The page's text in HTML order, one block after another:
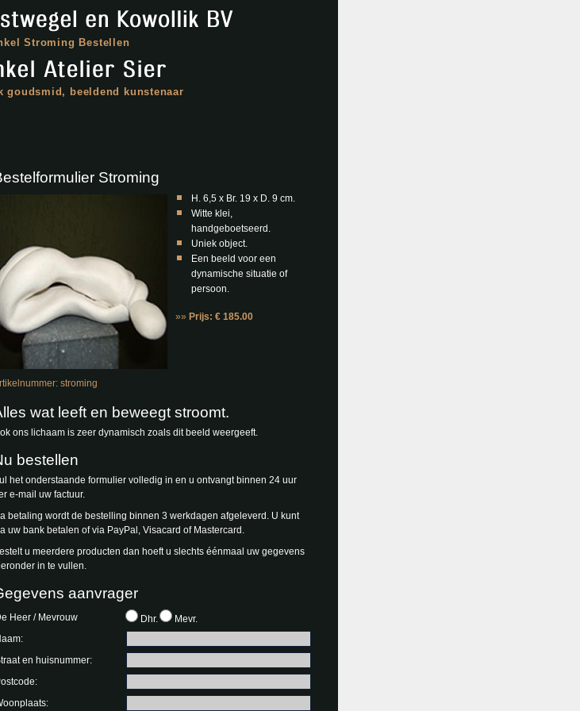
Stroming Bestellen
goudsmid, beeldend kunstenaar
Stroming
H. 6,5 x Br. 19 x D. 9 cm.
Witte klei,
handgeboetseerd.
Uniek object.
Een beeld voor een
dynamische situatie of
persoon.
»» Prijs: € 185.00
stroming
wat leeft en beweegt stroomt.
ons lichaam is zeer dynamisch zoals dit beeld weergeeft.
bestellen
het onderstaande formulier volledig in en u ontvangt binnen 24 uur
e-mail uw factuur.
betaling wordt de bestelling binnen 3 werkdagen afgeleverd. U kunt
uw bank betalen of via PayPal, Visacard of Mastercard.
u meerdere producten dan hoeft u slechts éénmaal uw gegevens
in te vullen.
aanvrager
Heer / Mevrouw Dhr.
Mevr.
en huisnummer: